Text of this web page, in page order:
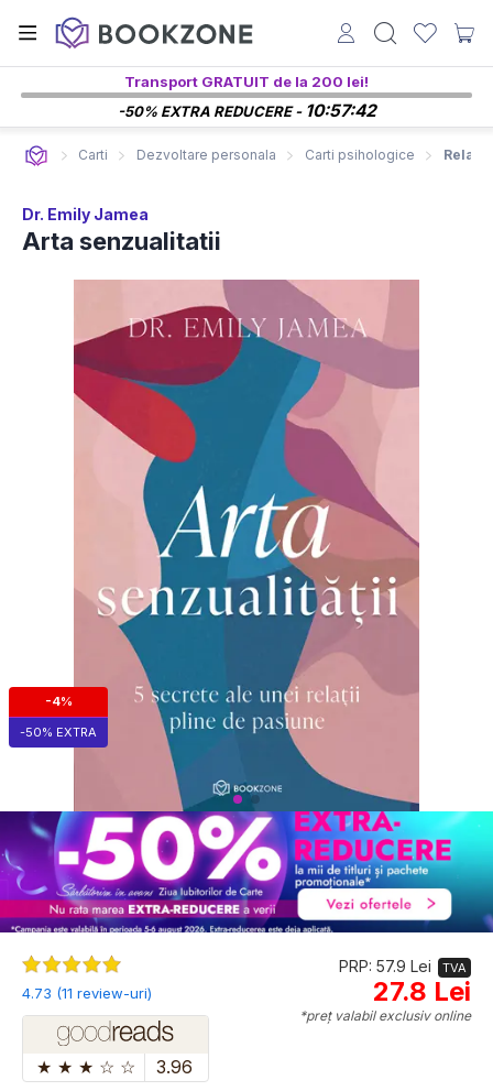
Transport GRATUIT de la 200 lei!
-50% EXTRA REDUCERE - 10:57:41
Carti Dezvoltare personala Carti psihologice Relatii
Dr. Emily Jamea
Arta senzualitatii
-4%
-50% EXTRA
4.73 (11 review-uri)
★ ★ ★ ☆ ☆ 3.96
PRP: 57.9 Lei TVA
27.8 Lei
*preț valabil exclusiv online